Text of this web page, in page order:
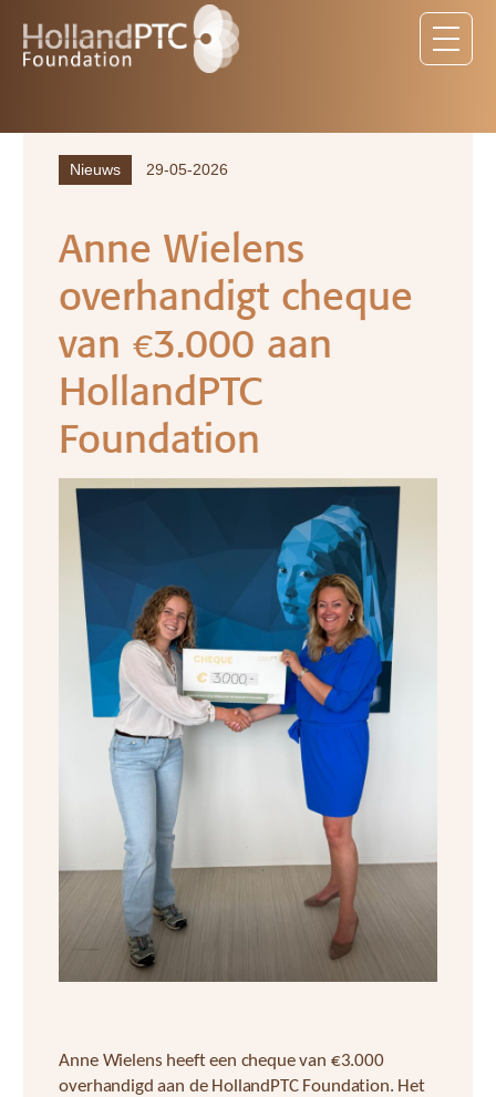
Nieuws 29-05-2026
Anne Wielens
overhandigt cheque
van €3.000 aan
HollandPTC
Foundation
Anne Wielens heeft een cheque van €3.000
overhandigd aan de HollandPTC Foundation. Het